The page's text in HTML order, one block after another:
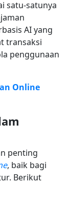
satu-satunya
AI yang
transaksi
penggunaan
Online
penting
, baik bagi
Berikut